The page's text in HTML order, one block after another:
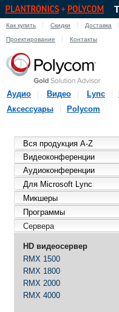
Как купить Скидки Доставка
Проектирование Контакты
Аудио
Видео Lync
Аксессуары
Polycom
Вся продукция A-Z
Видеоконференции
Аудиоконференции
Для Microsoft Lync
Микшеры
Программы
Сервера
HD видеосервер
RMX 1500
RMX 1800
RMX 2000
RMX 4000